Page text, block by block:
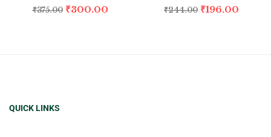
₹375.00 ₹300.00 ₹244.00 ₹196.00
QUICK LINKS